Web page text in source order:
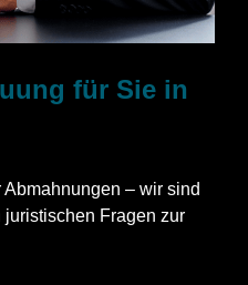
für Sie in
– wir sind
juristischen Fragen zur